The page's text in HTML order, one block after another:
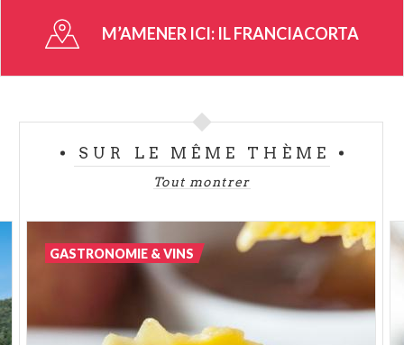
les collines. M’AMENER ICI: IL FRANCIACORTA
SUR LE MÊME THÈME
Tout montrer
GASTRONOMIE & VINS